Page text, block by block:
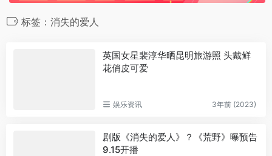
标签：消失的爱人
英国女星裴淳华晒昆明旅游照 头戴鲜
花俏皮可爱
娱乐资讯 3年前 (2023)
剧版《消失的爱人》？《荒野》曝预告
9.15开播